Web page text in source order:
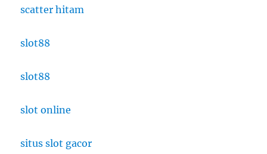
scatter hitam
slot88
slot88
slot online
situs slot gacor